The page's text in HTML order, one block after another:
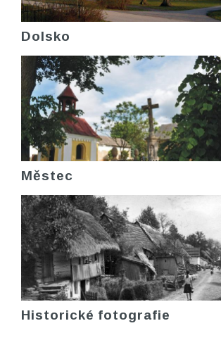
Dolsko
Městec
Historické fotografie